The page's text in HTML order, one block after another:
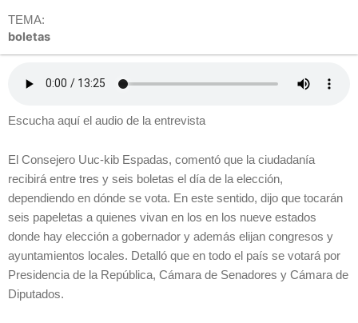
TEMA:
boletas
Escucha aquí el audio de la entrevista
El Consejero Uuc-kib Espadas, comentó que la ciudadanía
recibirá entre tres y seis boletas el día de la elección,
dependiendo en dónde se vota. En este sentido, dijo que tocarán
seis papeletas a quienes vivan en los en los nueve estados
donde hay elección a gobernador y además elijan congresos y
ayuntamientos locales. Detalló que en todo el país se votará por
Presidencia de la República, Cámara de Senadores y Cámara de
Diputados.